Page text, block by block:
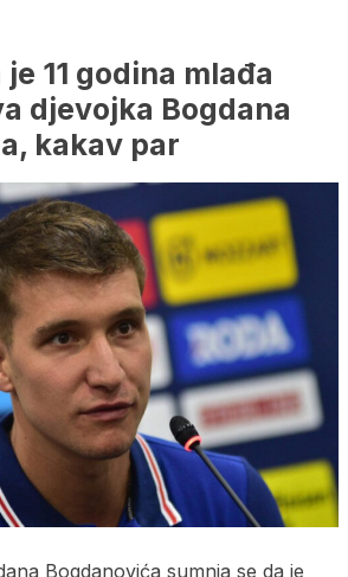
11 godina mlađa
djevojka Bogdana
kakav par
Bogdanovića sumnja se da je